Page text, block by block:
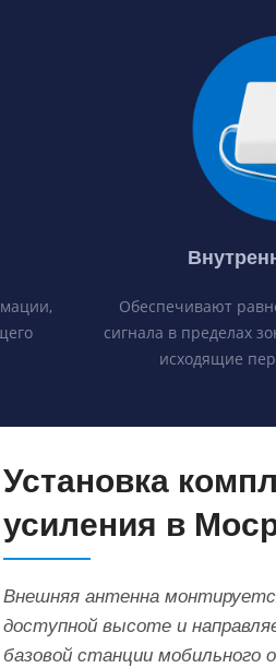
Обеспечивают
сигнала в пределах
исходящие
Установка
усиления в
Внешняя антенна
доступной высоте и
базовой станции мобильного